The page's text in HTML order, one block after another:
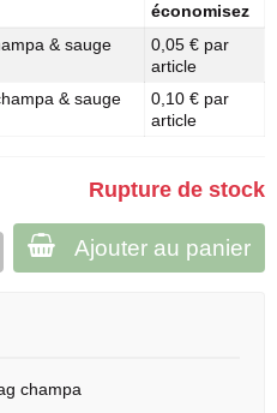
économisez
& sauge
0,05 € par
article
& sauge
0,10 € par
article
Rupture de stock
Ajouter au panier
champa